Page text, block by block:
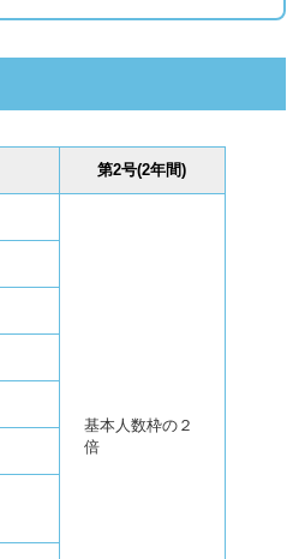
第2号(2年間)
基本人数枠の２
倍